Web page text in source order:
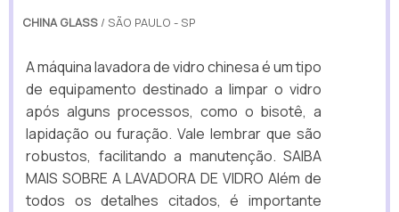
CHINA GLASS / SÃO PAULO - SP
A máquina lavadora de vidro chinesa é um tipo
de equipamento destinado a limpar o vidro
após alguns processos, como o bisotê, a
lapidação ou furação. Vale lembrar que são
robustos, facilitando a manutenção. SAIBA
MAIS SOBRE A LAVADORA DE VIDRO Além de
todos os detalhes citados, é importante